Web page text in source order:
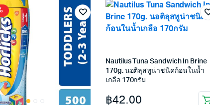
Nautilus Tuna Sandwich In Brine
170g. นอติลุสทูน่าชนิดก้อนในน้ำ
เกลือ 170กรัม
฿42.00